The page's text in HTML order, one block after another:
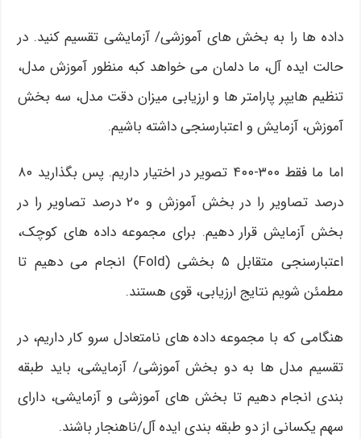
داده ها را به بخش های آموزشی/ آزمایشی تقسیم کنید. در
حالت ایده آل، ما دلمان می خواهد کبه منظور آموزش مدل،
تنظیم هایپر پارامتر ها و ارزیابی میزان دقت مدل، سه بخش
آموزش، آزمایش و اعتبارسنجی داشته باشیم.
اما ما فقط ۳۰۰-۴۰۰ تصویر در اختیار داریم. پس بگذارید ۸۰
درصد تصاویر را در بخش آموزش و ۲۰ درصد تصاویر را در
بخش آزمایش قرار دهیم. برای مجموعه داده های کوچک،
اعتبارسنجی متقابل ۵ بخشی (Fold) انجام می دهیم تا
مطمئن شویم نتایج ارزیابی، قوی هستند.
هنگامی که با مجموعه داده های نامتعادل سرو کار داریم، در
تقسیم مدل ها به دو بخش آموزشی/ آزمایشی، باید طبقه
بندی انجام دهیم تا بخش های آموزشی و آزمایشی، دارای
سهم یکسانی از دو طبقه بندی ایده آل/ناهنجار باشند.